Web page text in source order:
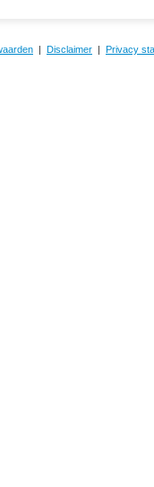
| Disclaimer | Privacy